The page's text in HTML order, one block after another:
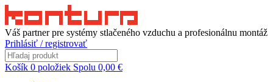
Váš partner pre systémy stlačeného vzduchu a profesionálnu montáž
Prihlásiť / registrovať
Košík 0 položiek Spolu 0,00 €